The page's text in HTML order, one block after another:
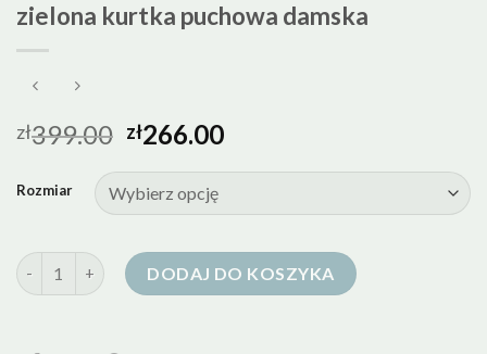
zielona kurtka puchowa damska
zł399.00 zł266.00
Rozmiar
ilość zielona kurtka puchowa damska
DODAJ DO KOSZYKA